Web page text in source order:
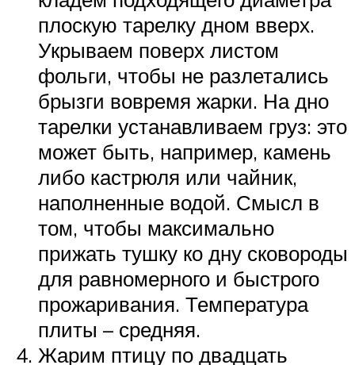
плоскую тарелку дном вверх.
Укрываем поверх листом
фольги, чтобы не разлетались
брызги вовремя жарки. На дно
тарелки устанавливаем груз: это
может быть, например, камень
либо кастрюля или чайник,
наполненные водой. Смысл в
том, чтобы максимально
прижать тушку ко дну сковороды
для равномерного и быстрого
прожаривания. Температура
плиты – средняя.
Жарим птицу по двадцать